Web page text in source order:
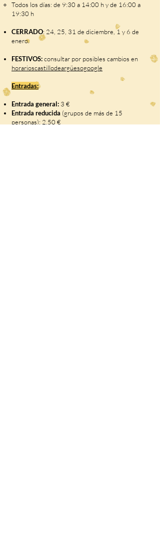
Todos los días: de 9:30 a 14:00 h y de 16:00 a
19:30 h
CERRADO: 24, 25, 31 de diciembre, 1 y 6 de
enero.
FESTIVOS:consultar por posibles cambios en
horarioscastillodeargüesogoogle
Entradas:
Entrada general: 3 €
Entrada reducida (grupos de más de 15
personas): 2,50 €